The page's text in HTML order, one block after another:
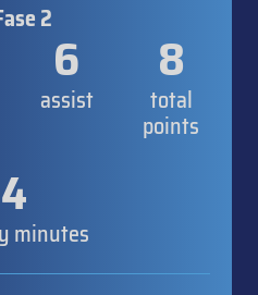
2
6
assist
8
total
points
4
minutes